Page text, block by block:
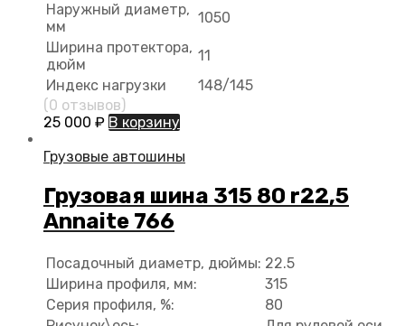
Наружный диаметр,
мм
1050
Ширина протектора,
дюйм
11
Индекс нагрузки
148/145
(0 отзывов)
25 000 ₽ В корзину
Грузовые автошины
Грузовая шина 315 80 r22,5
Annaite 766
Посадочный диаметр, дюймы: 22.5
Ширина профиля, мм:
315
Серия профиля, %:
80